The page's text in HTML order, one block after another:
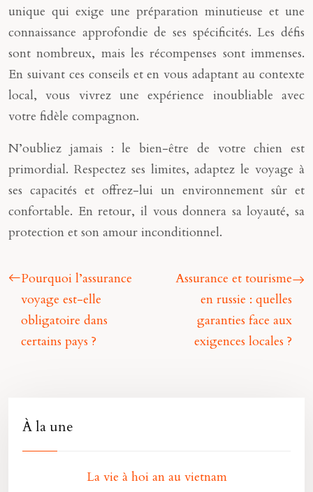
unique qui exige une préparation minutieuse et une
connaissance approfondie de ses spécificités. Les défis
sont nombreux, mais les récompenses sont immenses.
En suivant ces conseils et en vous adaptant au contexte
local, vous vivrez une expérience inoubliable avec
votre fidèle compagnon.
N’oubliez jamais : le bien-être de votre chien est
primordial. Respectez ses limites, adaptez le voyage à
ses capacités et offrez-lui un environnement sûr et
confortable. En retour, il vous donnera sa loyauté, sa
protection et son amour inconditionnel.
Pourquoi l’assurance
voyage est-elle
obligatoire dans
certains pays ?
Assurance et tourisme
en russie : quelles
garanties face aux
exigences locales ?
À la une
La vie à hoi an au vietnam